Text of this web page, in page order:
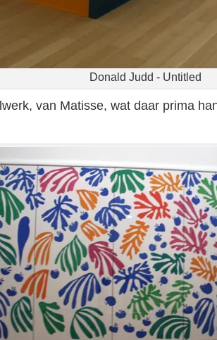
Donald Judd - Untitled
van Matisse, wat daar prima